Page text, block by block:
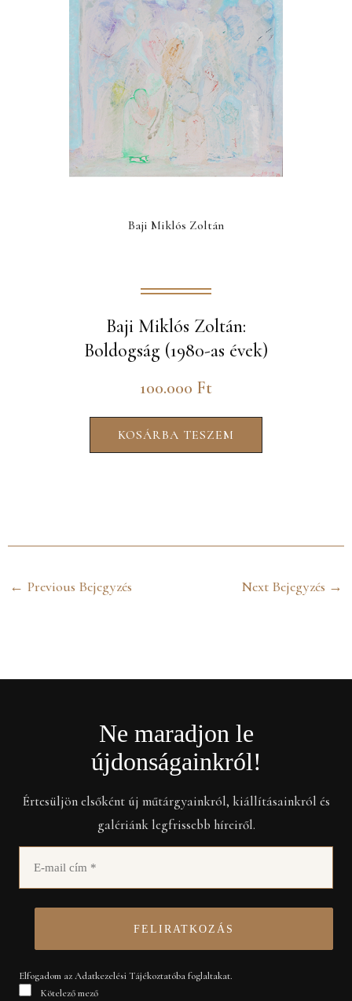
Baji Miklós Zoltán
Baji Miklós Zoltán:
Boldogság (1980-as évek)
100.000 Ft
KOSÁRBA TESZEM
← Previous Bejegyzés Next Bejegyzés →
Ne maradjon le
újdonságainkról!
Értesüljön elsőként új műtárgyainkról, kiállításainkról és
galériánk legfrissebb híreiről.
Elfogadom az Adatkezelési Tájékoztatóba foglaltakat.
Kötelező mező